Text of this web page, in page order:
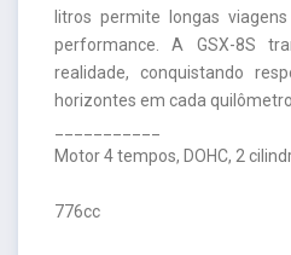
litros permite longas
performance. A GSX-8S
realidade, conquistando
horizontes em cada
Motor 4 tempos, DOHC, 2
776cc